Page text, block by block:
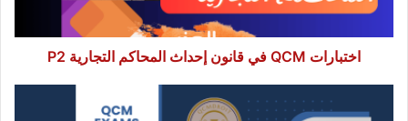
اختبارات QCM في قانون إحداث المحاكم التجارية P2
مباراة